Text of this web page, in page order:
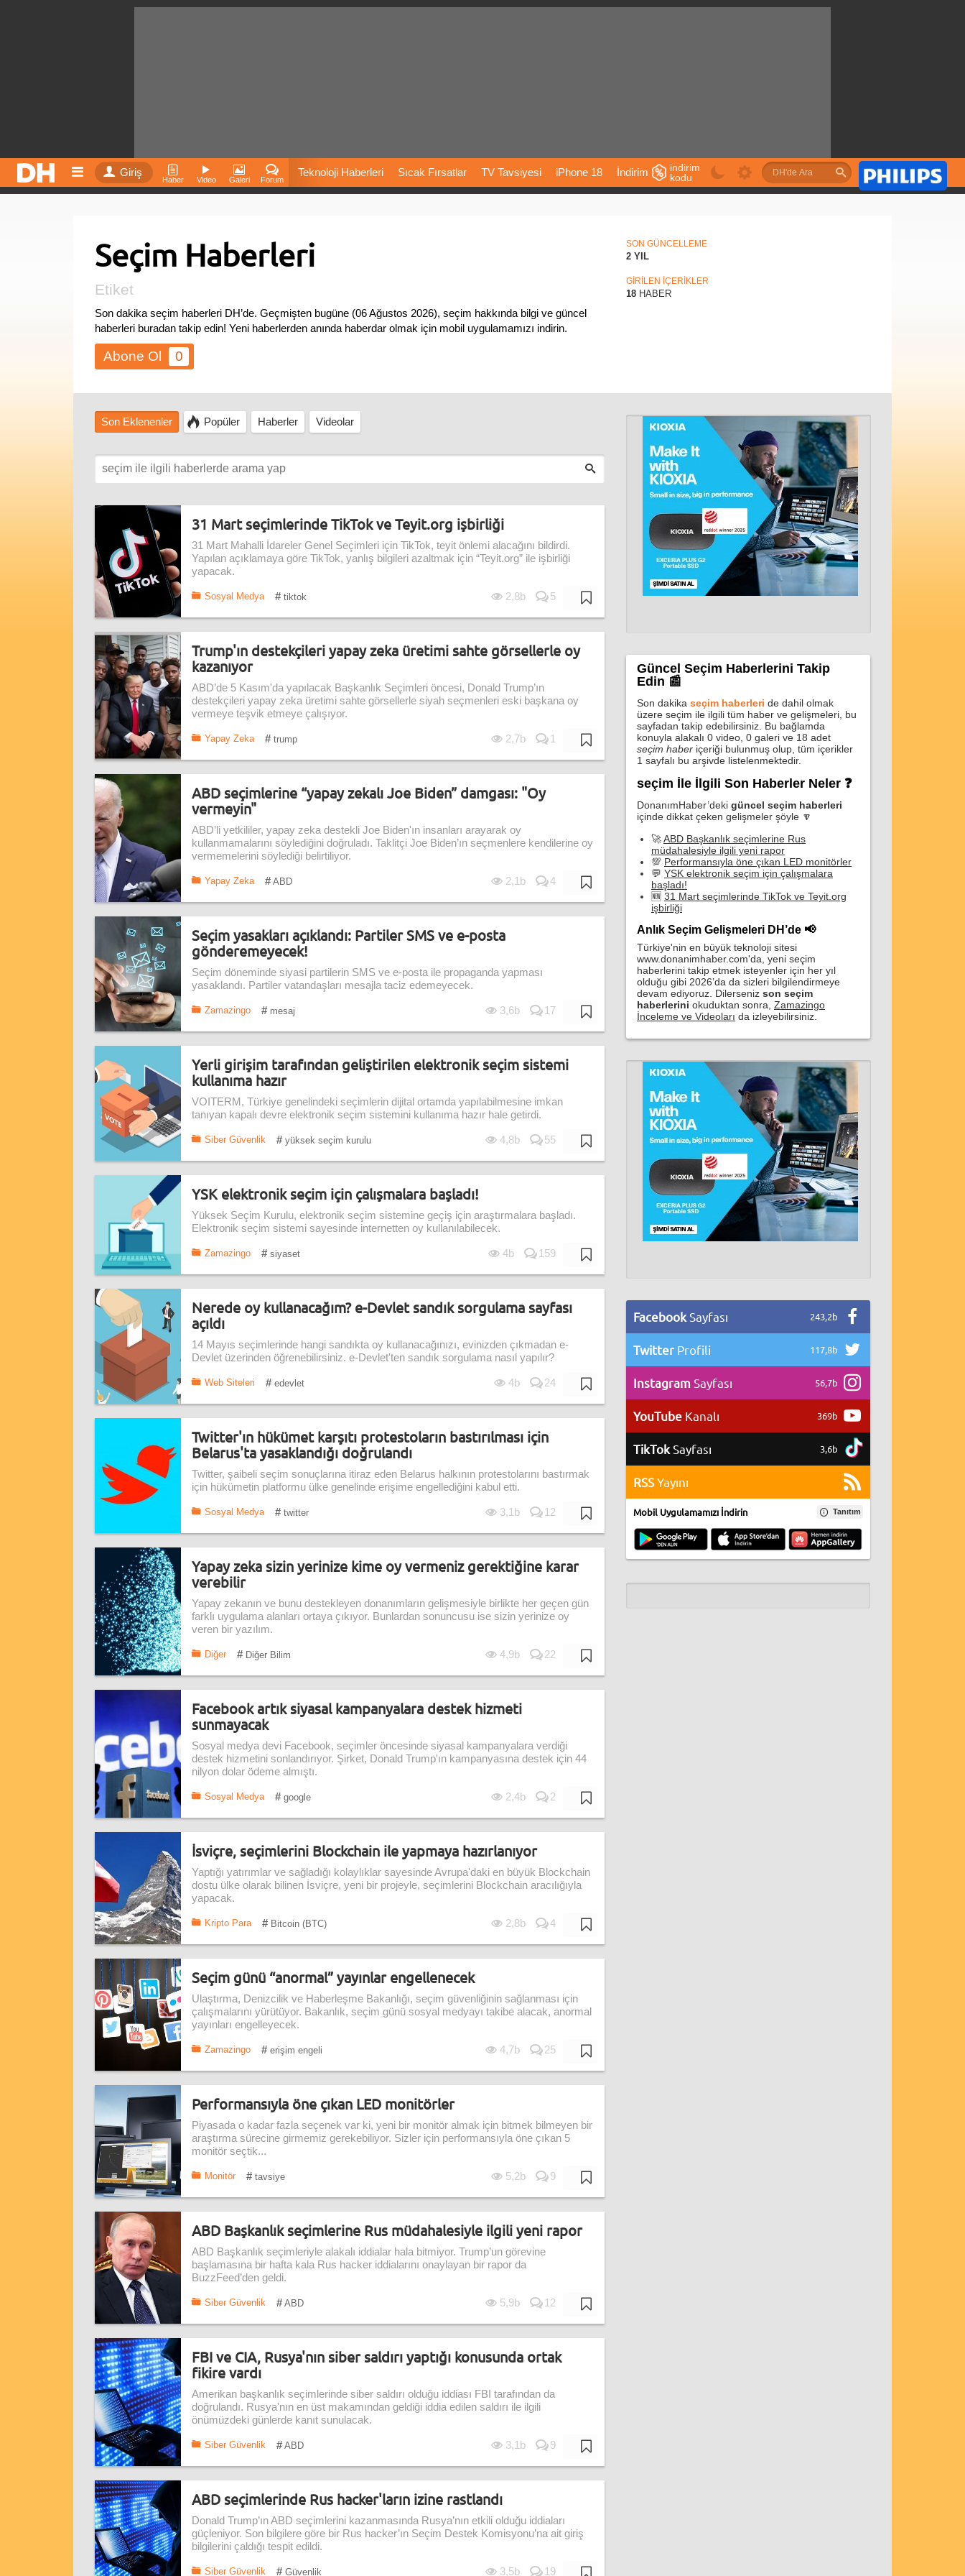
Giriş
Haber Video Galeri Forum
Teknoloji Haberleri Sıcak Fırsatlar TV Tavsiyesi iPhone 18 İndirim
Fiyatları Önerileri
indirim
kodu
Seçim Haberleri
Etiket
Son dakika seçim haberleri DH’de. Geçmişten bugüne (06 Ağustos 2026), seçim hakkında bilgi ve güncel
haberleri buradan takip edin! Yeni haberlerden anında haberdar olmak için mobil uygulamamızı indirin.
0
SON GÜNCELLEME
2 YIL
GİRİLEN İÇERİKLER
18 HABER
Son Eklenenler Popüler Haberler Videolar
31 Mart seçimlerinde TikTok ve Teyit.org işbirliği
31 Mart Mahalli İdareler Genel Seçimleri için TikTok, teyit önlemi alacağını bildirdi.
Yapılan açıklamaya göre TikTok, yanlış bilgileri azaltmak için “Teyit.org” ile işbirliği
yapacak.
Sosyal Medya # tiktok 2,8b 5
Trump'ın destekçileri yapay zeka üretimi sahte görsellerle oy
kazanıyor
ABD’de 5 Kasım'da yapılacak Başkanlık Seçimleri öncesi, Donald Trump’ın
destekçileri yapay zeka üretimi sahte görsellerle siyah seçmenleri eski başkana oy
vermeye teşvik etmeye çalışıyor.
Yapay Zeka # trump 2,7b 1
ABD seçimlerine “yapay zekalı Joe Biden” damgası: "Oy
vermeyin"
ABD’li yetkililer, yapay zeka destekli Joe Biden'ın insanları arayarak oy
kullanmamalarını söylediğini doğruladı. Taklitçi Joe Biden’ın seçmenlere kendilerine oy
vermemelerini söylediği belirtiliyor.
Yapay Zeka # ABD 2,1b 4
Seçim yasakları açıklandı: Partiler SMS ve e-posta
gönderemeyecek!
Seçim döneminde siyasi partilerin SMS ve e-posta ile propaganda yapması
yasaklandı. Partiler vatandaşları mesajla taciz edemeyecek.
Zamazingo # mesaj 3,6b 17
Yerli girişim tarafından geliştirilen elektronik seçim sistemi
kullanıma hazır
VOITERM, Türkiye genelindeki seçimlerin dijital ortamda yapılabilmesine imkan
tanıyan kapalı devre elektronik seçim sistemini kullanıma hazır hale getirdi.
Siber Güvenlik # yüksek seçim kurulu 4,8b 55
YSK elektronik seçim için çalışmalara başladı!
Yüksek Seçim Kurulu, elektronik seçim sistemine geçiş için araştırmalara başladı.
Elektronik seçim sistemi sayesinde internetten oy kullanılabilecek.
Zamazingo # siyaset 4b 159
Nerede oy kullanacağım? e-Devlet sandık sorgulama sayfası
açıldı
14 Mayıs seçimlerinde hangi sandıkta oy kullanacağınızı, evinizden çıkmadan e-
Devlet üzerinden öğrenebilirsiniz. e-Devlet'ten sandık sorgulama nasıl yapılır?
Web Siteleri # edevlet 4b 24
Twitter'ın hükümet karşıtı protestoların bastırılması için
Belarus'ta yasaklandığı doğrulandı
Twitter, şaibeli seçim sonuçlarına itiraz eden Belarus halkının protestolarını bastırmak
için hükümetin platformu ülke genelinde erişime engellediğini kabul etti.
Sosyal Medya # twitter 3,1b 12
Yapay zeka sizin yerinize kime oy vermeniz gerektiğine karar
verebilir
Yapay zekanın ve bunu destekleyen donanımların gelişmesiyle birlikte her geçen gün
farklı uygulama alanları ortaya çıkıyor. Bunlardan sonuncusu ise sizin yerinize oy
veren bir yazılım.
Diğer # Diğer Bilim 4,9b 22
Facebook artık siyasal kampanyalara destek hizmeti
sunmayacak
Sosyal medya devi Facebook, seçimler öncesinde siyasal kampanyalara verdiği
destek hizmetini sonlandırıyor. Şirket, Donald Trump'ın kampanyasına destek için 44
nilyon dolar ödeme almıştı.
Sosyal Medya # google 2,4b 2
İsviçre, seçimlerini Blockchain ile yapmaya hazırlanıyor
Yaptığı yatırımlar ve sağladığı kolaylıklar sayesinde Avrupa'daki en büyük Blockchain
dostu ülke olarak bilinen İsviçre, yeni bir projeyle, seçimlerini Blockchain aracılığıyla
yapacak.
Kripto Para # Bitcoin (BTC) 2,8b 4
Seçim günü “anormal” yayınlar engellenecek
Ulaştırma, Denizcilik ve Haberleşme Bakanlığı, seçim güvenliğinin sağlanması için
çalışmalarını yürütüyor. Bakanlık, seçim günü sosyal medyayı takibe alacak, anormal
yayınları engelleyecek.
Zamazingo # erişim engeli 4,7b 25
Performansıyla öne çıkan LED monitörler
Piyasada o kadar fazla seçenek var ki, yeni bir monitör almak için bitmek bilmeyen bir
araştırma sürecine girmemiz gerekebiliyor. Sizler için performansıyla öne çıkan 5
monitör seçtik...
Monitör # tavsiye 5,2b 9
ABD Başkanlık seçimlerine Rus müdahalesiyle ilgili yeni rapor
ABD Başkanlık seçimleriyle alakalı iddialar hala bitmiyor. Trump’un görevine
başlamasına bir hafta kala Rus hacker iddialarını onaylayan bir rapor da
BuzzFeed’den geldi.
Siber Güvenlik # ABD 5,9b 12
FBI ve CIA, Rusya'nın siber saldırı yaptığı konusunda ortak
fikire vardı
Amerikan başkanlık seçimlerinde siber saldırı olduğu iddiası FBI tarafından da
doğrulandı. Rusya'nın en üst makamından geldiği iddia edilen saldırı ile ilgili
önümüzdeki günlerde kanıt sunulacak.
Siber Güvenlik # ABD 3,1b 9
ABD seçimlerinde Rus hacker'ların izine rastlandı
Donald Trump’ın ABD seçimlerini kazanmasında Rusya’nın etkili olduğu iddiaları
güçleniyor. Son bilgilere göre bir Rus hacker’ın Seçim Destek Komisyonu’na ait giriş
bilgilerini çaldığı tespit edildi.
Siber Güvenlik # Güvenlik 3,5b 19
Güncel Seçim Haberlerini Takip
Edin 📰
Son dakika seçim haberleri de dahil olmak
üzere seçim ile ilgili tüm haber ve gelişmeleri, bu
sayfadan takip edebilirsiniz. Bu bağlamda
konuyla alakalı 0 video, 0 galeri ve 18 adet
seçim haber içeriği bulunmuş olup, tüm içerikler
1 sayfalı bu arşivde listelenmektedir.
seçim İle İlgili Son Haberler Neler ❓
DonanımHaber’deki güncel seçim haberleri
içinde dikkat çeken gelişmeler şöyle 🔽
🚀ABD Başkanlık seçimlerine Rus
müdahalesiyle ilgili yeni rapor
💯 Performansıyla öne çıkan LED monitörler
💬 YSK elektronik seçim için çalışmalara
başladı!
🆕 31 Mart seçimlerinde TikTok ve Teyit.org
işbirliği
Anlık Seçim Gelişmeleri DH’de 📢
Türkiye'nin en büyük teknoloji sitesi
www.donanimhaber.com'da, yeni seçim
haberlerini takip etmek isteyenler için her yıl
olduğu gibi 2026’da da sizleri bilgilendirmeye
devam ediyoruz. Dilerseniz son seçim
haberlerini okuduktan sonra, Zamazingo
İnceleme ve Videoları da izleyebilirsiniz.
Facebook Sayfası 243,2b
Twitter Profili 117,8b
Instagram Sayfası 56,7b
YouTube Kanalı 369b
TikTokSayfası 3,6b
RSSYayını
Mobil Uygulamamızı İndirin Tanıtım